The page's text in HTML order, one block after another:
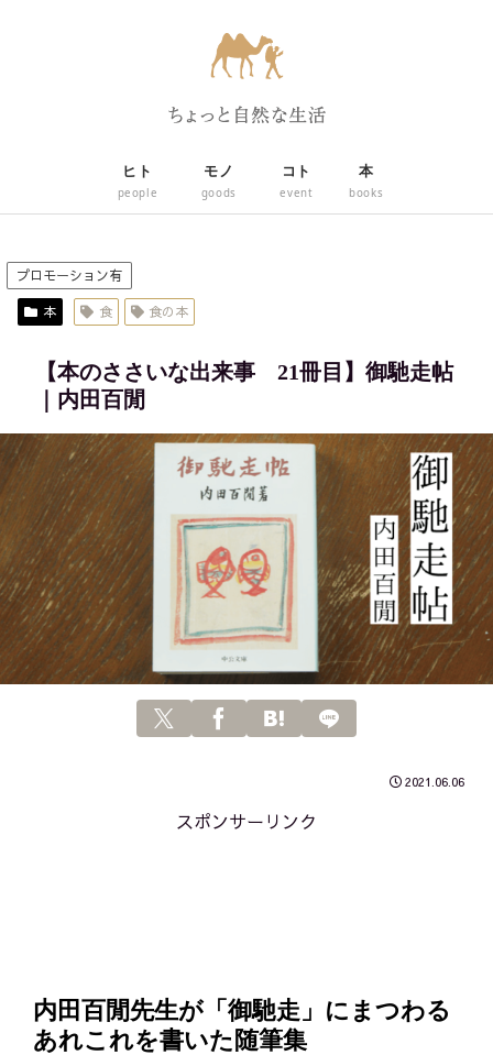
ヒト
people
モノ
goods
コト
event
本
books
プロモーション有
本 食 食の本
【本のささいな出来事 21冊目】御馳走帖
｜内田百閒
2021.06.06
スポンサーリンク
内田百閒先生が「御馳走」にまつわる
あれこれを書いた随筆集